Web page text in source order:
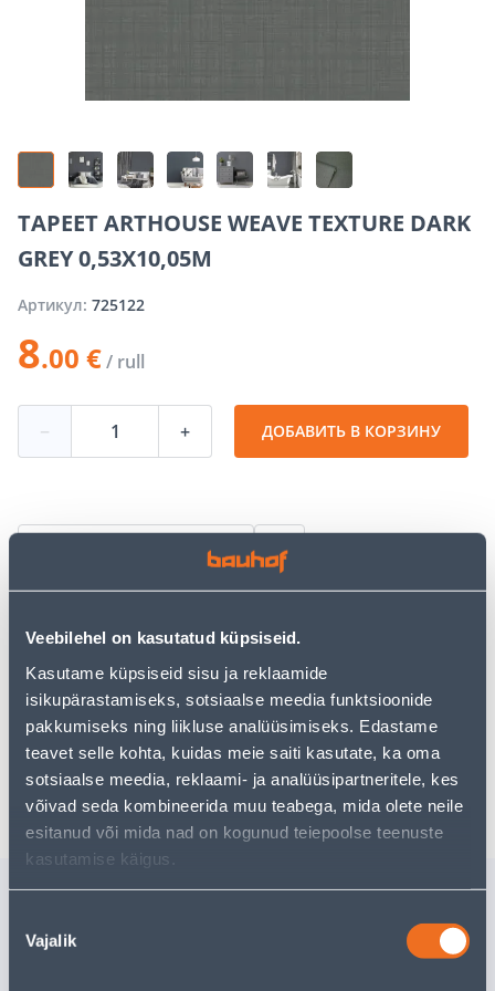
Veebilehel on kasutatud küpsiseid.
Kasutame küpsiseid sisu ja reklaamide
isikupärastamiseks, sotsiaalse meedia funktsioonide
pakkumiseks ning liikluse analüüsimiseks. Edastame
teavet selle kohta, kuidas meie saiti kasutate, ka oma
sotsiaalse meedia, reklaami- ja analüüsipartneritele, kes
võivad seda kombineerida muu teabega, mida olete neile
esitanud või mida nad on kogunud teiepoolse teenuste
kasutamise käigus.
valik
Vajalik
TAPEET ARTHOUSE WEAVE TEXTURE DARK
GREY 0,53X10,05M
Артикул: 725122
8.00 €/ rull
− + ДОБАВИТЬ В КОРЗИНУ
Посмотреть наличие
• Paani laius on 53 cm, rulli pikkus 10,05 m.
• 14-päevane tagastusõigus
Предполагаемая доставка 3,69 € от 2-5 tööpäeva
Забрать в магазине, с 09.08.2026
Похожие продукты